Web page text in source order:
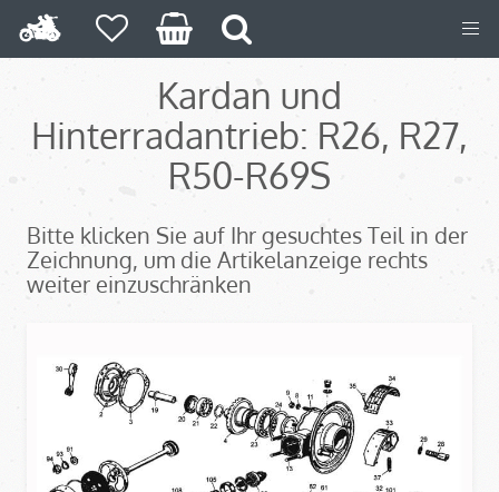
Kardan und
Hinterradantrieb: R26, R27,
R50-R69S
Bitte klicken Sie auf Ihr gesuchtes Teil in der
Zeichnung, um die Artikelanzeige rechts
weiter einzuschränken